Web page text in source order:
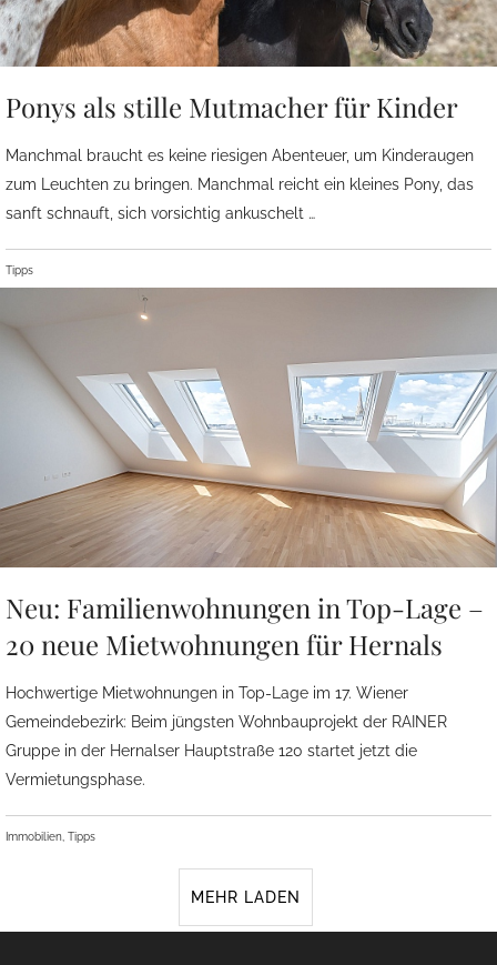
Ponys als stille Mutmacher für Kinder
Manchmal braucht es keine riesigen Abenteuer, um Kinderaugen
zum Leuchten zu bringen. Manchmal reicht ein kleines Pony, das
sanft schnauft, sich vorsichtig ankuschelt …
Tipps
Neu: Familienwohnungen in Top-Lage –
20 neue Mietwohnungen für Hernals
Hochwertige Mietwohnungen in Top-Lage im 17. Wiener
Gemeindebezirk: Beim jüngsten Wohnbauprojekt der RAINER
Gruppe in der Hernalser Hauptstraße 120 startet jetzt die
Vermietungsphase.
Immobilien, Tipps
MEHR LADEN